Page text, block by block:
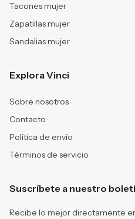
Tacones mujer
Zapatillas mujer
Sandalias mujer
Explora Vinci
Sobre nosotros
Contacto
Política de envío
Términos de servicio
Suscríbete a nuestro
Recibe lo mejor directamente